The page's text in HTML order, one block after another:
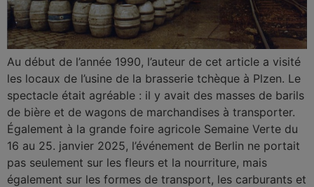
Au début de l’année 1990, l’auteur de cet article a visité
les locaux de l’usine de la brasserie tchèque à Plzen. Le
spectacle était agréable : il y avait des masses de barils
de bière et de wagons de marchandises à transporter.
Également à la grande foire agricole Semaine Verte du
16 au 25. janvier 2025, l’événement de Berlin ne portait
pas seulement sur les fleurs et la nourriture, mais
également sur les formes de transport, les carburants et